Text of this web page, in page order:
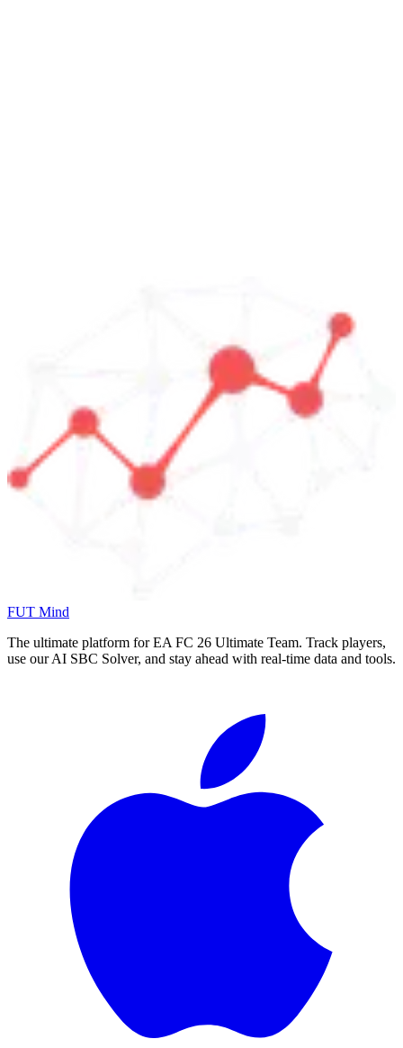
FUT Mind
The ultimate platform for EA FC 26 Ultimate Team. Track players,
use our AI SBC Solver, and stay ahead with real-time data and tools.